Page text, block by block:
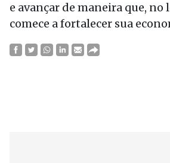
e avançar de maneira que, no
comece a fortalecer sua